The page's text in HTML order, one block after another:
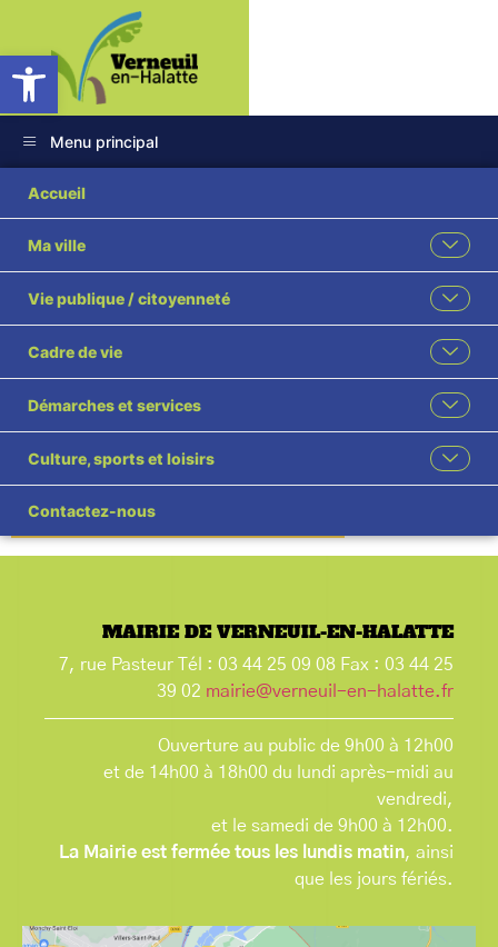
Ouvrir la barre d’outils
Menu principal
Accueil
Ma ville
Vie publique / citoyenneté
Cadre de vie
Démarches et services
Culture, sports et loisirs
Contactez-nous
BUS_5-AOUT-
MAIRIE DE VERNEUIL-EN-HALATTE
7, rue Pasteur Tél : 03 44 25 09 08 Fax : 03 44 25
39 02 mairie@verneuil-en-halatte.fr
Ouverture au public de 9h00 à 12h00
et de 14h00 à 18h00 du lundi après-midi au
vendredi,
et le samedi de 9h00 à 12h00.
La Mairie est fermée tous les lundis matin, ainsi
que les jours fériés.